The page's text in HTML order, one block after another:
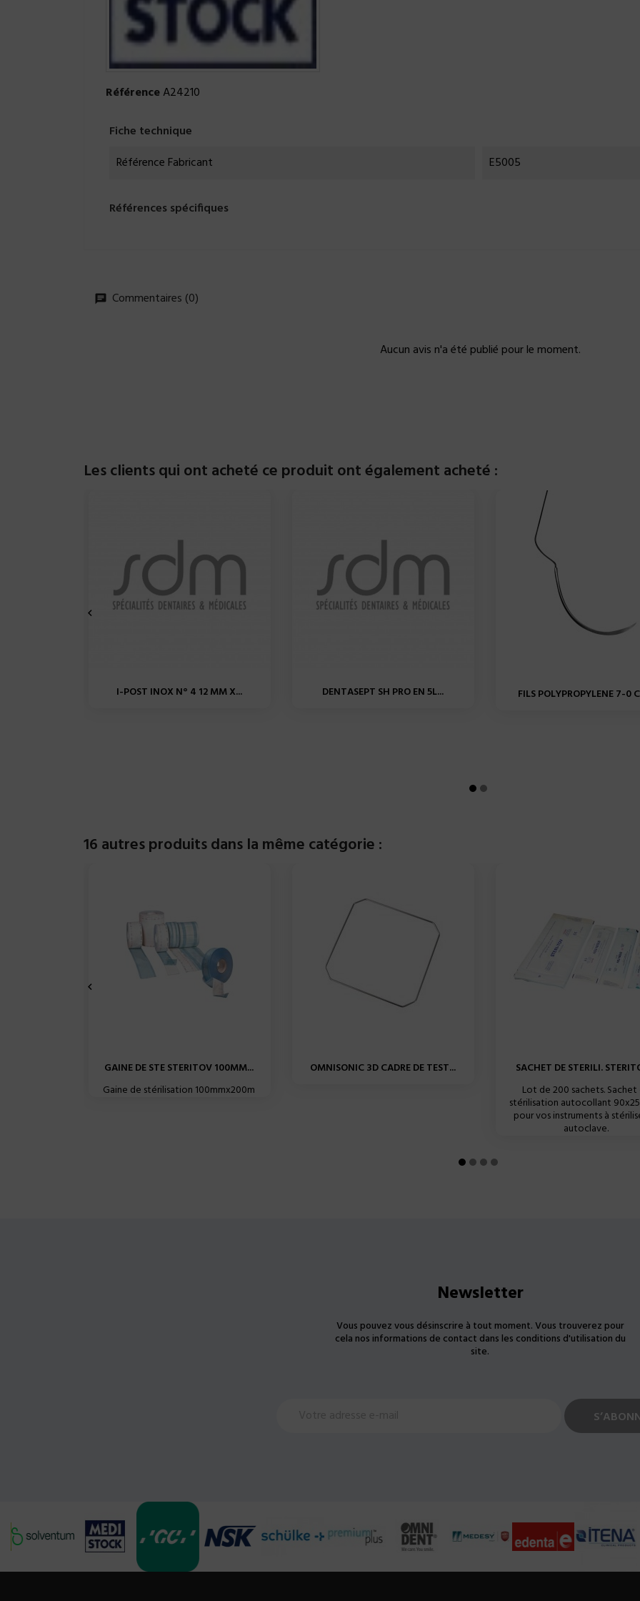
RéférenceA24210
Fiche technique
Référence Fabricant
E5005
Références spécifiques
Commentaires (0)
Aucun avis n'a été publié pour le moment.
Les clients qui ont acheté ce produit ont également acheté :
I-POST INOX N° 4 12 MM X... DENTASEPT SH PRO EN 5L... FILS POLYPROPYLENE 7-0

16 autres produits dans la même catégorie :
GAINE DE STE STERITOV 100MM...
Gaine de stérilisation 100mmx200m
OMNISONIC 3D CADRE DE TEST...
SACHET DE STERILI.
Lot de 200 sachets.
stérilisation autocollant
pour vos instruments à
autoclave.

Newsletter
Vous pouvez vous désinscrire à tout moment. Vous trouverez pour
cela nos informations de contact dans les conditions d'utilisation du
site.